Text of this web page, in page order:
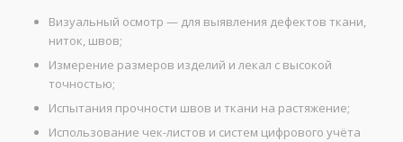
Визуальный осмотр — для выявления дефектов ткани,
ниток, швов;
Измерение размеров изделий и лекал с высокой
точностью;
Испытания прочности швов и ткани на растяжение;
Использование чек-листов и систем цифрового учёта